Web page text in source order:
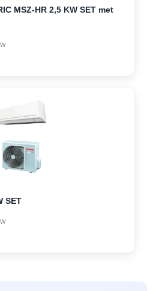
MSZ-HR 2,5 KW SET met
SET